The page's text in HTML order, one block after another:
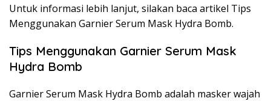
Untuk informasi lebih lanjut, silakan baca artikel Tips
Menggunakan Garnier Serum Mask Hydra Bomb.
Tips Menggunakan Garnier Serum Mask
Hydra Bomb
Garnier Serum Mask Hydra Bomb adalah masker wajah